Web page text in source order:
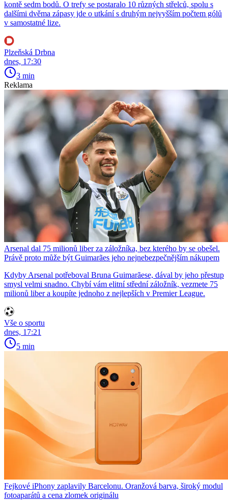
kontě sedm bodů. O trefy se postaralo 10 různých střelců, spolu s
dalšími dvěma zápasy jde o utkání s druhým nejvyšším počtem gólů
v samostatné lize.
Plzeňská Drbna
dnes, 17:30
3 min
Reklama
Arsenal dal 75 milionů liber za záložníka, bez kterého by se obešel.
Právě proto může být Guimarães jeho nejnebezpečnějším nákupem
Kdyby Arsenal potřeboval Bruna Guimarãese, dával by jeho přestup
smysl velmi snadno. Chybí vám elitní střední záložník, vezmete 75
milionů liber a koupíte jednoho z nejlepších v Premier League.
Vše o sportu
dnes, 17:21
5 min
Fejkové iPhony zaplavily Barcelonu. Oranžová barva, široký modul
fotoaparátů a cena zlomek originálu